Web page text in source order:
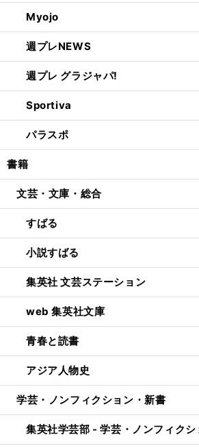
Myojo
週プレNEWS
週プレ グラジャパ!
Sportiva
パラスポ
書籍
文芸・文庫・総合
すばる
小説すばる
集英社 文芸ステーション
web 集英社文庫
青春と読書
アジア人物史
学芸・ノンフィクション・新書
集英社学芸部 - 学芸・ノンフィクシ